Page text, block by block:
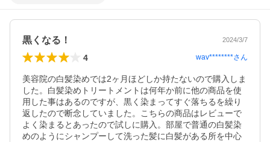
黒くなる！ 2024/3/7
4 wav********さん
美容院の白髪染めでは2ヶ月ほどしか持たないので購入しま
した。白髪染めトリートメントは何年か前に他の商品を使
用した事はあるのですが、黒く染まってすぐ落ちるを繰り
返したので断念していました。こちらの商品はレビューで
よく染まるとあったので試しに購入。部屋で普通の白髪染
めのようにシャンプーして洗った髪に白髪がある所を中心